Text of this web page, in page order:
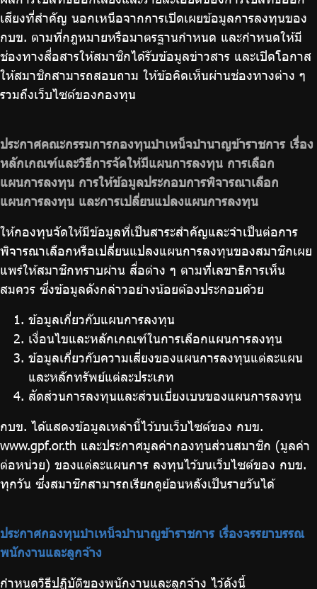
เสียงที่สำคัญ นอกเหนือจากการเปิดเผยข้อมูลการลงทุนของ
กบข. ตามที่กฎหมายหรือมาตรฐานกำหนด และกำหนดให้มี
ช่องทางสื่อสารให้สมาชิกได้รับข้อมูลข่าวสาร และเปิดโอกาส
ให้สมาชิกสามารถสอบถาม ให้ข้อคิดเห็นผ่านช่องทางต่าง ๆ
รวมถึงเว็บไซต์ของกองทุน
ประกาศคณะกรรมการกองทุนบำเหน็จบำนาญข้าราชการ เรื่อง
หลักเกณฑ์และวิธีการจัดให้มีแผนการลงทุน การเลือก
แผนการลงทุน การให้ข้อมูลประกอบการพิจารณาเลือก
แผนการลงทุน และการเปลี่ยนแปลงแผนการลงทุน
ให้กองทุนจัดให้มีข้อมูลที่เป็นสาระสำคัญและจำเป็นต่อการ
พิจารณาเลือกหรือเปลี่ยนแปลงแผนการลงทุนของสมาชิกเผย
แพร่ให้สมาชิกทราบผ่าน สื่อต่าง ๆ ตามที่เลขาธิการเห็น
สมควร ซึ่งข้อมูลดังกล่าวอย่างน้อยต้องประกอบด้วย
ข้อมูลเกี่ยวกับแผนการลงทุน
เงื่อนไขและหลักเกณฑ์ในการเลือกแผนการลงทุน
ข้อมูลเกี่ยวกับความเสี่ยงของแผนการลงทุนแต่ละแผน
และหลักทรัพย์แต่ละประเภท
สัดส่วนการลงทุนและส่วนเบี่ยงเบนของแผนการลงทุน
กบข. ได้แสดงข้อมูลเหล่านี้ไว้บนเว็บไซต์ของ กบข.
www.gpf.or.th และประกาศมูลค่ากองทุนส่วนสมาชิก (มูลค่า
ต่อหน่วย) ของแต่ละแผนการ ลงทุนไว้บนเว็บไซต์ของ กบข.
ทุกวัน ซึ่งสมาชิกสามารถเรียกดูย้อนหลังเป็นรายวันได้
ประกาศกองทุนบำเหน็จบำนาญข้าราชการ เรื่องจรรยาบรรณ
พนักงานและลูกจ้าง
กำหนดวิธีปฏิบัติของพนักงานและลูกจ้าง ไว้ดังนี้